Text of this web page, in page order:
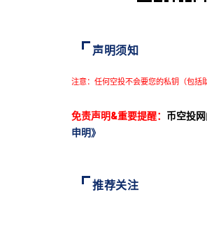
声明须知
注意：任何空投不会要您的私钥（包括
免责声明&重要提醒： 币空投
申明》
推荐关注